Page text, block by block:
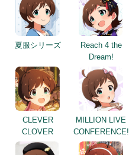
夏服シリーズ
Reach 4 the
Dream!
CLEVER
CLOVER
MILLION LIVE
CONFERENCE!